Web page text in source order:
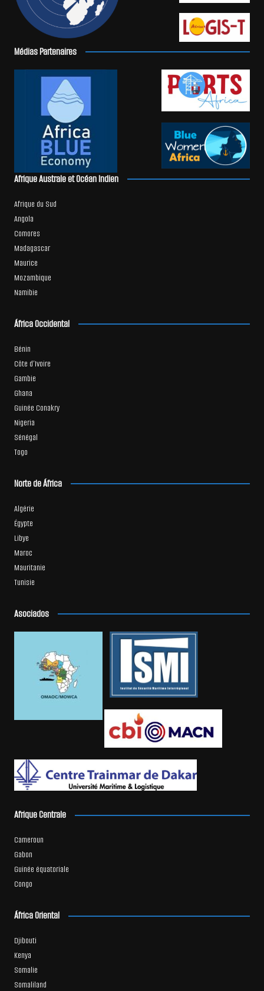
Médias Partenaires
Afrique Australe et Océan Indien
Afrique du Sud
Angola
Comores
Madagascar
Maurice
Mozambique
Namibie
África Occidental
Bénin
Côte d’Ivoire
Gambie
Ghana
Guinée Conakry
Nigeria
Sénégal
Togo
Norte de África
Algérie
Égypte
Libye
Maroc
Mauritanie
Tunisie
Asociados
Afrique Centrale
Cameroun
Gabon
Guinée équatoriale
Congo
África Oriental
Djibouti
Kenya
Somalie
Somaliland